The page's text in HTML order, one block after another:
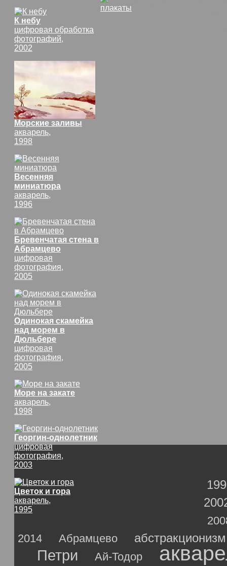
К небу
цифровая обработка
фотографий,
2002
Морские заливы
акварель,
1998
Весенняя
миниатюра
акварель,
1996
Бревенчатая стена в
Абрамцево
цифровая
фотография,
2005
Одинокая скамейка
над морем в
Дюльбере
цифровая
фотография,
2005
Море на закате
акварель,
1998
Георгин-однолетник
цифровая
фотография,
2003
Цветок и гора
акварель,
1995
плакаты
2014
Абрамцево абстракционизм
Петри Ай-Тодор